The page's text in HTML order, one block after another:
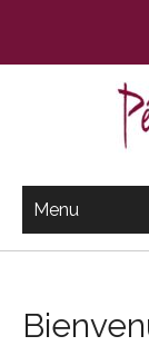
content
Menu